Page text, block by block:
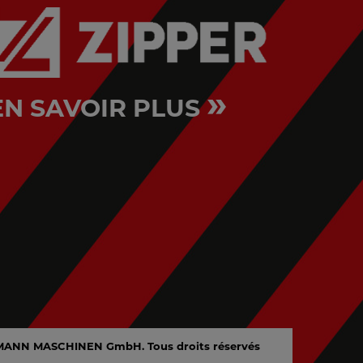
SAVOIR PLUS »
MASCHINEN GmbH. Tous droits réservés